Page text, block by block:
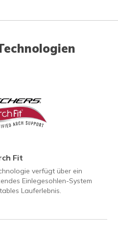
Fit
verfügt über ein
Einlegesohlen-System
Lauferlebnis.